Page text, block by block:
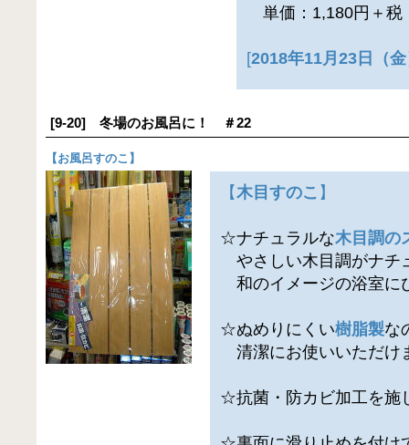
単価：1,180円＋税
[2018年11月23日（
[9-20] 冬場のお風呂に！ ＃22
【 お風呂すのこ 】
【木目すのこ 】
☆ナチュラルな木目調の
やさしい木目調がナチ
和のイメージの浴室に
☆ぬめりにくい樹脂製な
清潔にお使いいただけ
☆抗菌・防カビ加工を施